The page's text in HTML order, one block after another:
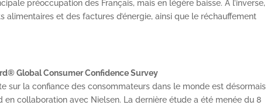
préoccupation des Français, mais en légère baisse. A l’inverse,
alimentaires et des factures d’énergie, ainsi que le réchauffement
Global Consumer Confidence Survey
sur la confiance des consommateurs dans le monde est désormais
en collaboration avec Nielsen. La dernière étude a été menée du 8